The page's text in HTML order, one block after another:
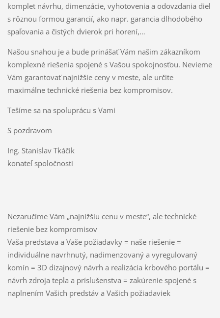
komplet návrhu, dimenzácie, vyhotovenia a odovzdania diel
s rôznou formou garancií, ako napr. garancia dlhodobého
spaľovania a čistých dvierok pri horení,…
Našou snahou je a bude prinášať Vám našim zákazníkom
komplexné riešenia spojené s Vašou spokojnosťou. Nevieme
Vám garantovať najnižšie ceny v meste, ale určite
maximálne technické riešenia bez kompromisov.
Tešíme sa na spoluprácu s Vami
S pozdravom
Ing. Stanislav Tkáčik
konateľ spoločnosti
Nezaručíme Vám „najnižšiu cenu v meste“, ale technické
riešenie bez kompromisov
Vaša predstava a Vaše požiadavky = naše riešenie =
individuálne navrhnutý, nadimenzovaný a vyregulovaný
komín = 3D dizajnový návrh a realizácia krbového portálu =
návrh zdroja tepla a príslušenstva = zakúrenie spojené s
naplnením Vašich predstáv a Vašich požiadaviek